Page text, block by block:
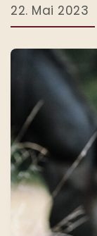
22. Mai 2023